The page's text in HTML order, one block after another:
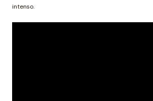
intenso.